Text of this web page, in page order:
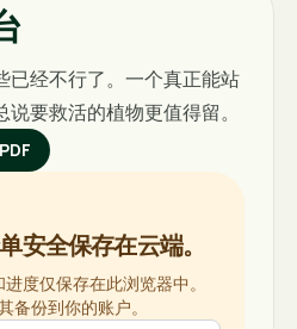
已经不行了。一个真正能站
要救活的植物更值得留。
安全保存在云端。
度仅保存在此浏览器中。
份到你的账户。